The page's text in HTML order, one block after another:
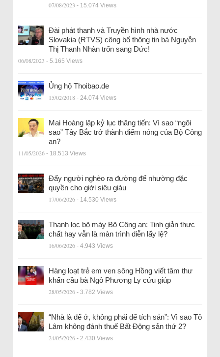
07/08/2023 - 15.074 Views
Đài phát thanh và Truyền hình nhà nước
Slovakia (RTVS) công bố thông tin bà Nguyễn
Thị Thanh Nhàn trốn sang Đức!
06/08/2023 - 5.165 Views
Ủng hộ Thoibao.de
15/02/2018 - 24.074 Views
Mai Hoàng lập kỷ lục thăng tiến: Vì sao “ngôi
sao” Tây Bắc trở thành điểm nóng của Bộ Công
an?
11/05/2026 - 18.513 Views
Đẩy người nghèo ra đường để nhường đặc
quyền cho giới siêu giàu
17/06/2026 - 14.530 Views
Thanh lọc bộ máy Bộ Công an: Tinh giản thực
chất hay vẫn là màn trình diễn lấy lệ?
16/06/2026 - 4.943 Views
Hàng loạt trẻ em ven sông Hồng viết tâm thư
khẩn cầu bà Ngô Phương Ly cứu giúp
28/05/2026 - 3.782 Views
“Nhà là để ở, không phải để tích sản”: Vì sao Tô
Lâm không đánh thuế Bất Động sản thứ 2?
24/05/2026 - 2.430 Views